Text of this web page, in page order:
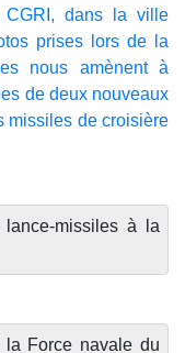
dans la ville
prises lors de la
nous amènent à
de deux nouveaux
missiles de croisière
lance-missiles à la
Force navale du